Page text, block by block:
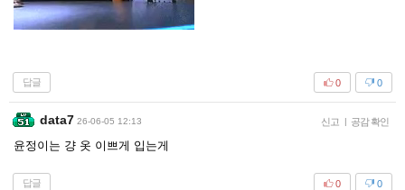
답글 0
0
data7 26-06-05 12:13 신고 | 공감 확인
윤정이는 걍 옷 이쁘게 입는게
답글 0
0